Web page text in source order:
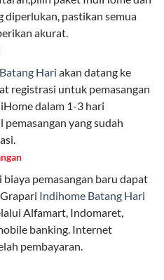
kebutuhan, baik untuk
hiburan.
dasar, Paket
fitur lengkap,
pengguna yang
internet tinggi.
Kuota Keluarga
One adalah Paket
hingga 30 GB, Anda
anggota keluarga
kehabisan kuota.
diperlukan, pastikan semua
akurat.
Hari akan datang ke
registrasi untuk pemasangan
dalam 1-3 hari
pemasangan yang sudah
pemasangan baru dapat
Indihome Batang Hari
Alfamart, Indomaret,
banking. Internet
pembayaran.